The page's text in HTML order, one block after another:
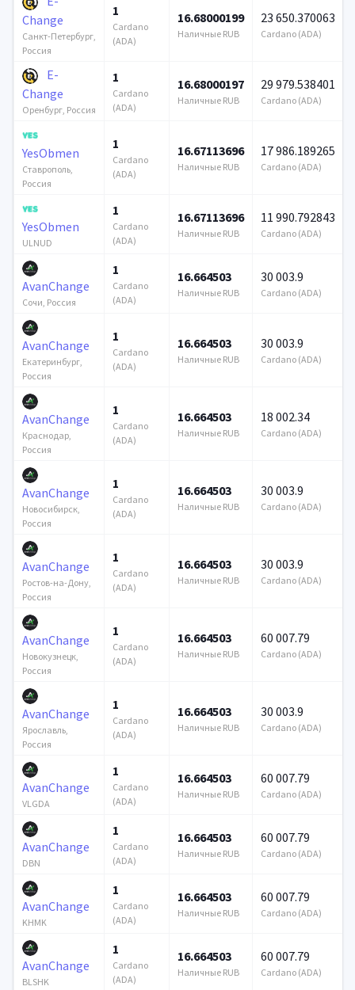
Change
Санкт-Петербург,
Россия
1
Cardano
(ADA)
16.68000199
Наличные RUB
23 650.370063
Cardano (ADA)
E-
Change
Оренбург, Россия
1
Cardano
(ADA)
16.68000197
Наличные RUB
29 979.538401
Cardano (ADA)
YesObmen
Ставрополь,
Россия
1
Cardano
(ADA)
16.67113696
Наличные RUB
17 986.189265
Cardano (ADA)
YesObmen
ULNUD
1
Cardano
(ADA)
16.67113696
Наличные RUB
11 990.792843
Cardano (ADA)
AvanChange
Сочи, Россия
1
Cardano
(ADA)
16.664503
Наличные RUB
30 003.9
Cardano (ADA)
AvanChange
Екатеринбург,
Россия
1
Cardano
(ADA)
16.664503
Наличные RUB
30 003.9
Cardano (ADA)
AvanChange
Краснодар,
Россия
1
Cardano
(ADA)
16.664503
Наличные RUB
18 002.34
Cardano (ADA)
AvanChange
Новосибирск,
Россия
1
Cardano
(ADA)
16.664503
Наличные RUB
30 003.9
Cardano (ADA)
AvanChange
Ростов-на-Дону,
Россия
1
Cardano
(ADA)
16.664503
Наличные RUB
30 003.9
Cardano (ADA)
AvanChange
Новокузнецк,
Россия
1
Cardano
(ADA)
16.664503
Наличные RUB
60 007.79
Cardano (ADA)
AvanChange
Ярославль,
Россия
1
Cardano
(ADA)
16.664503
Наличные RUB
30 003.9
Cardano (ADA)
AvanChange
VLGDA
1
Cardano
(ADA)
16.664503
Наличные RUB
60 007.79
Cardano (ADA)
AvanChange
DBN
1
Cardano
(ADA)
16.664503
Наличные RUB
60 007.79
Cardano (ADA)
AvanChange
KHMK
1
Cardano
(ADA)
16.664503
Наличные RUB
60 007.79
Cardano (ADA)
AvanChange
BLSHK
1
Cardano
(ADA)
16.664503
Наличные RUB
60 007.79
Cardano (ADA)